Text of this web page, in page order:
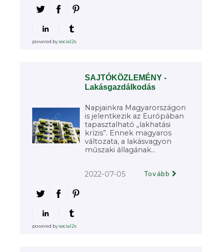
powered bysocial2s
SAJTÓKÖZLEMÉNY -
Lakásgazdálkodás
Napjainkra Magyarországon
is jelentkezik az Európában
tapasztalható „lakhatási
krízis”. Ennek magyaros
változata, a lakásvagyon
műszaki állagának...
2022-07-05 Tovább
powered bysocial2s